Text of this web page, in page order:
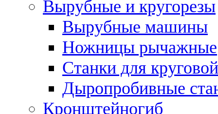
Вырубные и кругорезы
Вырубные машины
Ножницы рычажные
Станки для
Дыропробивные
Кронштейногиб